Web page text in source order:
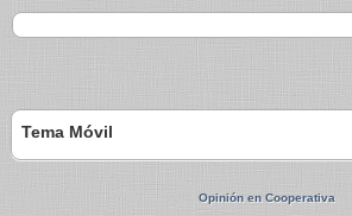
Tema Móvil
Opinión en Cooperativa